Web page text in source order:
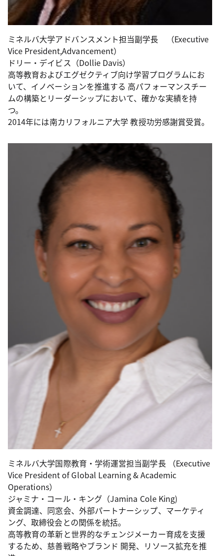
ミネルバ大学アドバンスメント担当副学長 （Executive
Vice President,Advancement）
ドリー・デイビス（Dollie Davis）
高等教育およびエグゼクティブ向け学習プログラムにお
いて、イノベーションを推進する 高パフォーマンスチー
ムの構築とリーダーシップにおいて、確かな実績を持
つ。
2014年には南カリフォルニア大学 教授功労感謝賞受賞。
ミネルバ大学国際教育・学術運営担当副学長 （Executive
Vice President of Global Learning & Academic
Operations）
ジャミナ・コール・キング（Jamina Cole King)
資金調達、同窓会、外部パートナーシップ、マーケティ
ング、取締役会との関係を統括。
高等教育の革新と世界的なチェンジメーカー育成を支援
するため、慈善戦略やブランド 開発、リソース拡充を推